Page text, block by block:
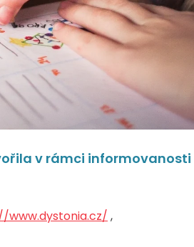
v rámci informovanosti
www.dystonia.cz/ ,